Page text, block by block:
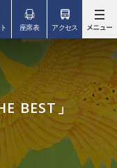
座席表 アクセス
BEST」